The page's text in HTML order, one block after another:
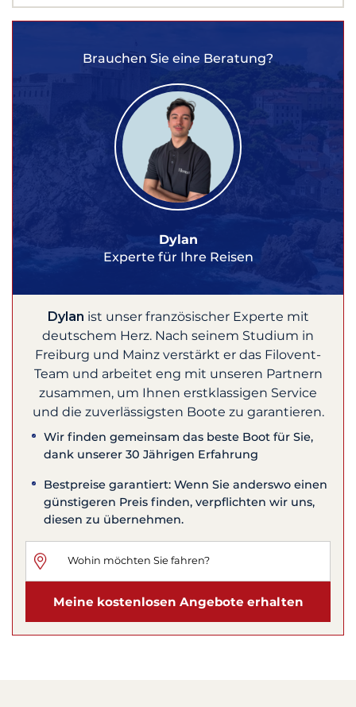
Brauchen Sie eine Beratung?
Dylan
Experte für Ihre Reisen
Dylan ist unser französischer Experte mit
deutschem Herz. Nach seinem Studium in
Freiburg und Mainz verstärkt er das Filovent-
Team und arbeitet eng mit unseren Partnern
zusammen, um Ihnen erstklassigen Service
und die zuverlässigsten Boote zu garantieren.
Wir finden gemeinsam das beste Boot für Sie,
dank unserer 30 Jährigen Erfahrung
Bestpreise garantiert: Wenn Sie anderswo einen
günstigeren Preis finden, verpflichten wir uns,
diesen zu übernehmen.
Meine kostenlosen Angebote erhalten